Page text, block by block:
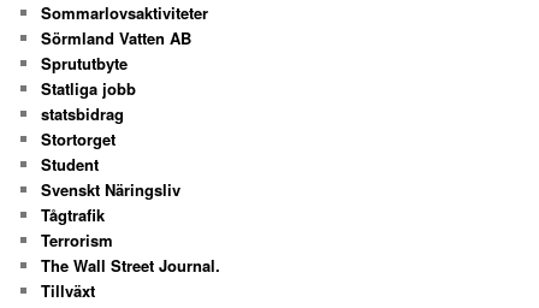
Sommarlovsaktiviteter
Sörmland Vatten AB
Sprututbyte
Statliga jobb
statsbidrag
Stortorget
Student
Svenskt Näringsliv
Tågtrafik
Terrorism
The Wall Street Journal.
Tillväxt